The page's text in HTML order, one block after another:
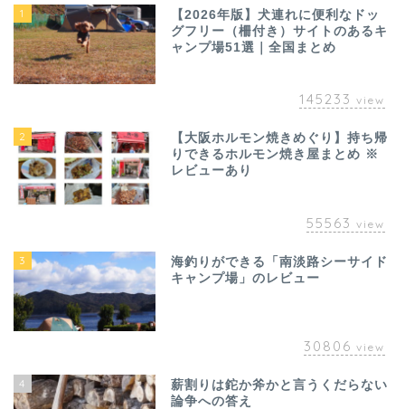
1
【2026年版】犬連れに便利なドッ
グフリー（柵付き）サイトのあるキ
ャンプ場51選｜全国まとめ
145233 view
2
【大阪ホルモン焼きめぐり】持ち帰
りできるホルモン焼き屋まとめ ※
レビューあり
55563 view
3
海釣りができる「南淡路シーサイド
キャンプ場」のレビュー
30806 view
4
薪割りは鉈か斧かと言うくだらない
論争への答え